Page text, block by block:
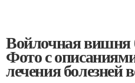
Войлочная вишня
Фото с
лечения